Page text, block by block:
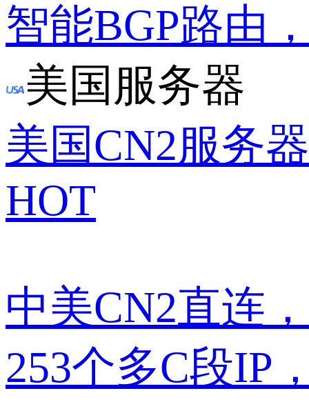
智能BGP路由
美国服务器
美国CN2服务器
HOT
中美CN2直连
253个多C段IP